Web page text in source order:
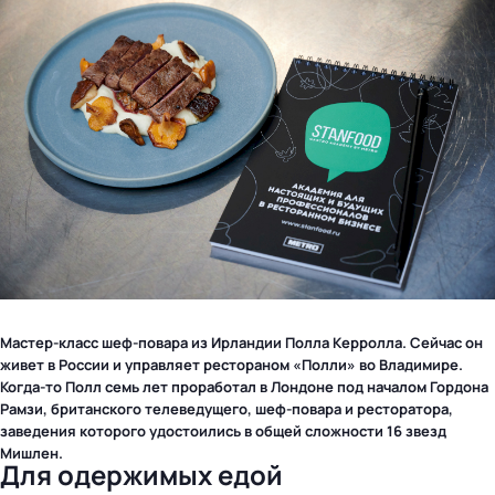
Мастер-класс шеф-повара из Ирландии Полла Керролла. Сейчас он
живет в России и управляет рестораном «Полли» во Владимире.
Когда-то Полл семь лет проработал в Лондоне под началом Гордона
Рамзи, британского телеведущего, шеф-повара и ресторатора,
заведения которого удостоились в общей сложности 16 звезд
Мишлен.
Для одержимых едой